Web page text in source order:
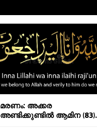
മരണം: അക്കര
അണ്ടിക്കുണ്ടിൽ ആമിന (83).